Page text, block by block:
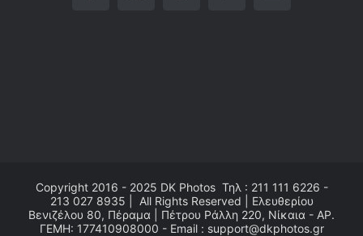
Copyright 2016 - 2025 DK PhotosΤηλ : 211 111 6226 -
213 027 8935 | All Rights Reserved | Ελευθερίου
Βενιζέλου 80, Πέραμα | Πέτρου Ράλλη 220, Νίκαια - ΑΡ.
ΓΕΜΗ: 177410908000 - Email : support@dkphotos.gr